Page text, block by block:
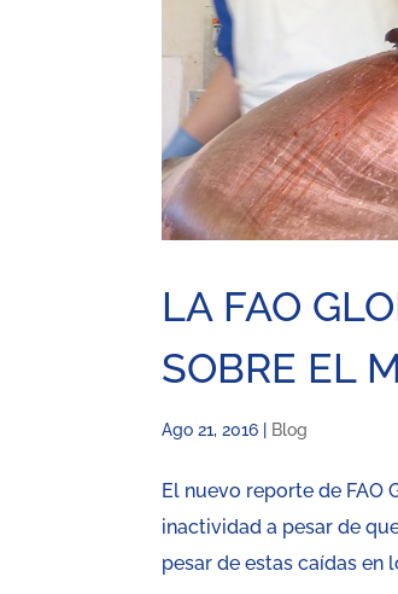
LA FAO
SOBRE EL
Ago 21, 2016 Blog
El nuevo reporte de
inactividad a pesar de
pesar de estas caídas en